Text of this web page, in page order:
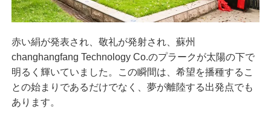
赤い絹が発表され、敬礼が発射され、蘇州
changhangfang Technology Co.のプラークが太陽の下で
明るく輝いていました。この瞬間は、希望を播種するこ
との始まりであるだけでなく、夢が離陸する出発点でも
あります。